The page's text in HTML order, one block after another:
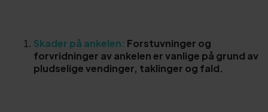
Skader på ankelen: Forstuvninger og
forvridninger av ankelen er vanlige på grund av
pludselige vendinger, taklinger og fald.